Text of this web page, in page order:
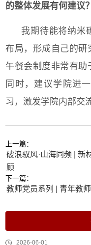
的整体发展有何建议？
我期待能将纳米
布局，形成自己的研
午餐会制度非常有助
同时，建议学院进
习，激发学院内部交
上一篇：
破浪驭风·山海同频 | 新
顾
下一篇：
教师党员系列 | 青年教
2026-06-01